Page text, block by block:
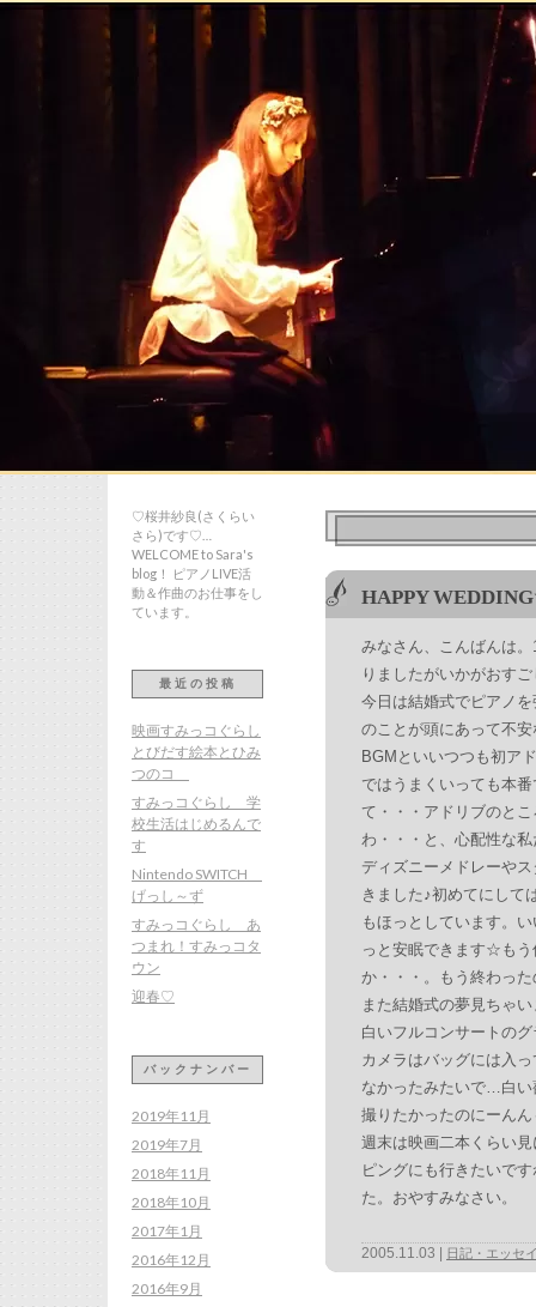
HAPPY
みなさん、こんばんは
りましたがいかがおす
今日は結婚式でピアノ
のことが頭にあって不
BGMといいつつも初ア
ではうまくいっても本
て・・・アドリブのと
わ・・・と、心配性な
ディズニーメドレーや
きました♪初めてにして
もほっとしています。
っと安眠できます☆も
か・・・。もう終わっ
また結婚式の夢見ちゃ
白いフルコンサートの
カメラはバッグには入
なかったみたいで…白い
撮りたかったのにーん
週末は映画二本くらい
ピングにも行きたいで
た。おやすみなさい。
2005.11.03 日記・エッセ
♡桜井紗良(さくらい
さら)です♡…
WELCOME to Sara's
blog！ ピアノLIVE活
動＆作曲のお仕事をし
ています。
最近の投稿
映画すみっコぐらし
とびだす絵本とひみ
つのコ
すみっコぐらし 学
校生活はじめるんで
す
Nintendo SWITCH
げっし～ず
すみっコぐらし あ
つまれ！すみっコタ
ウン
迎春♡
バックナンバー
2019年11月
2019年7月
2018年11月
2018年10月
2017年1月
2016年12月
2016年9月